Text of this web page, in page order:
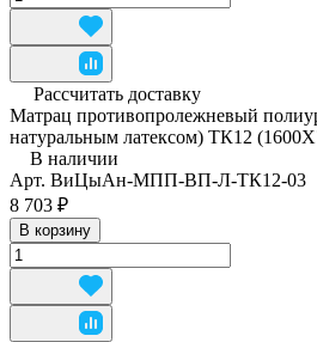
Рассчитать доставку
Матрац противопролежневый
натуральным латексом) ТК12
В наличии
Арт. ВиЦыАн-МПП-ВП-Л-ТК12-03
8 703 ₽
В корзину